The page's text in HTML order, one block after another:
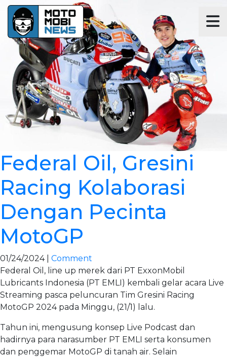
Federal Oil, Gresini
Racing Kolaborasi
Dengan Pecinta
MotoGP
01/24/2024 | Comment
Federal Oil, line up merek dari PT ExxonMobil
Lubricants Indonesia (PT EMLI) kembali gelar acara Live
Streaming pasca peluncuran Tim Gresini Racing
MotoGP 2024 pada Minggu, (21/1) lalu.
Tahun ini, mengusung konsep Live Podcast dan
hadirnya para narasumber PT EMLI serta konsumen
dan penggemar MotoGP di tanah air. Selain